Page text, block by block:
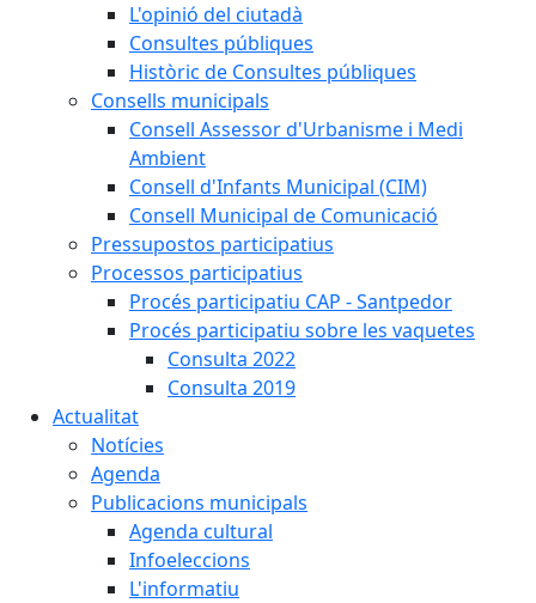
L'opinió del ciutadà
Consultes públiques
Històric de Consultes públiques
Consells municipals
Consell Assessor d'Urbanisme i Medi
Ambient
Consell d'Infants Municipal (CIM)
Consell Municipal de Comunicació
Pressupostos participatius
Processos participatius
Procés participatiu CAP - Santpedor
Procés participatiu sobre les vaquetes
Consulta 2022
Consulta 2019
Actualitat
Notícies
Agenda
Publicacions municipals
Agenda cultural
Infoeleccions
L'informatiu